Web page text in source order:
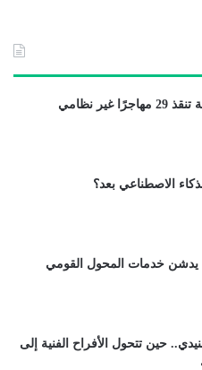
غير نظامي
الاصطناعي بعد؟
يدشن خدمات المحول القومي
حين تتحول الأفراح الفنية إلى